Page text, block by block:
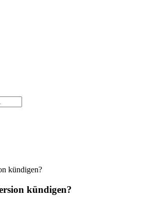
kündigen?
kündigen?